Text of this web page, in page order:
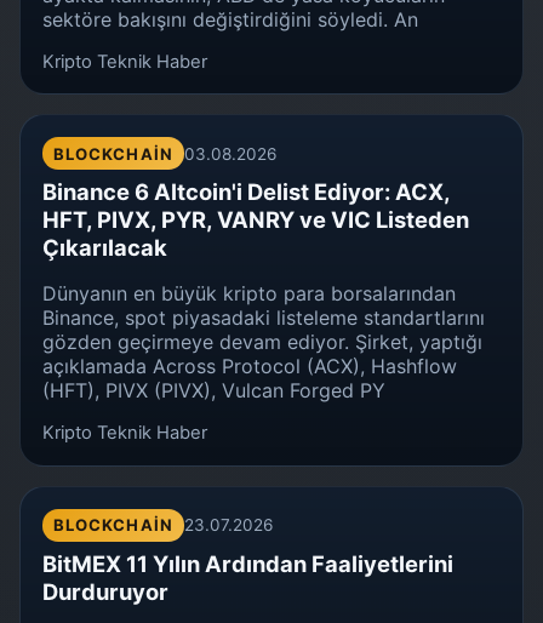
sektöre bakışını değiştirdiğini söyledi. An
Kripto Teknik Haber
BLOCKCHAIN 03.08.2026
Binance 6 Altcoin'i Delist Ediyor: ACX,
HFT, PIVX, PYR, VANRY ve VIC Listeden
Çıkarılacak
Dünyanın en büyük kripto para borsalarından
Binance, spot piyasadaki listeleme standartlarını
gözden geçirmeye devam ediyor. Şirket, yaptığı
açıklamada Across Protocol (ACX), Hashflow
(HFT), PIVX (PIVX), Vulcan Forged PY
Kripto Teknik Haber
BLOCKCHAIN 23.07.2026
BitMEX 11 Yılın Ardından Faaliyetlerini
Durduruyor